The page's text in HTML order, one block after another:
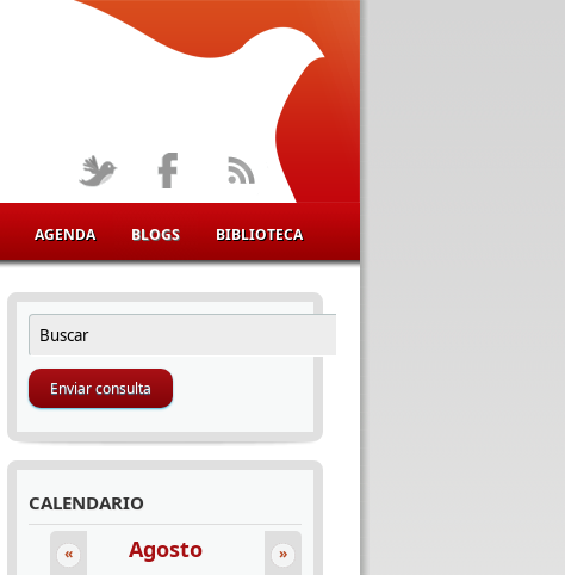
AGENDA BLOGS BIBLIOTECA
FORMULARIO DE BÚSQUEDA
Buscar
CALENDARIO
Agosto
« »